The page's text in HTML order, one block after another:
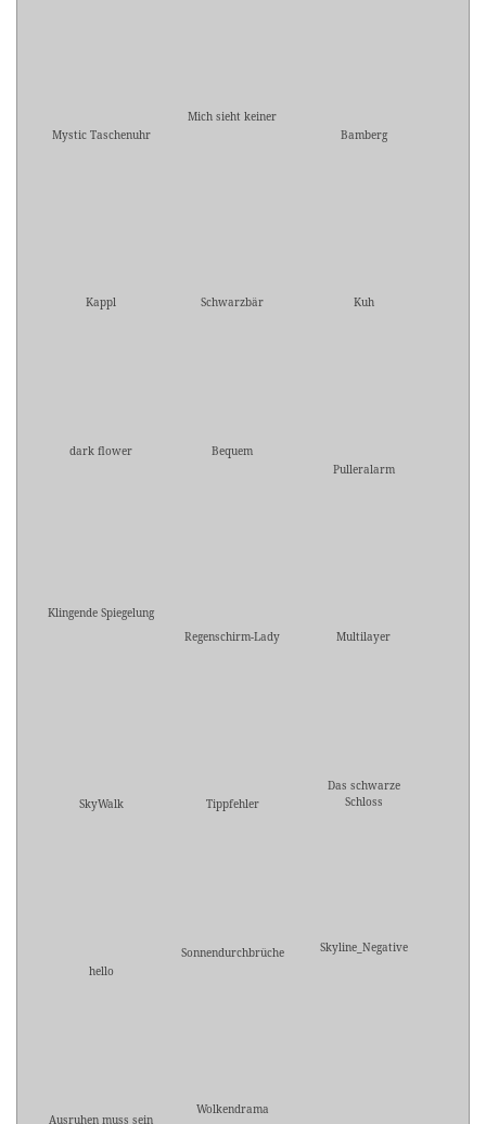
Mystic Taschenuhr
Mich sieht keiner
Bamberg
Kappl Schwarzbär Kuh
dark flower
Bequem
Pulleralarm
Klingende Spiegelung
Regenschirm-Lady
Multilayer
SkyWalk Tippfehler
Das schwarze
Schloss
hello
Sonnendurchbrüche Skyline_Negative
Ausruhen muss sein
Wolkendrama